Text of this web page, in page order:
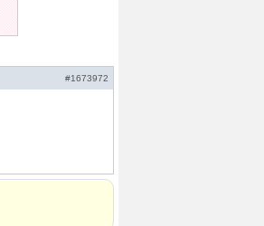
#1673972